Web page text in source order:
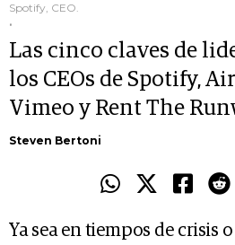
Spotify, CEO.
.
Las cinco claves de
los CEOs de Spotify,
Vimeo y Rent The
Steven Bertoni
Ya sea en tiempos de crisis